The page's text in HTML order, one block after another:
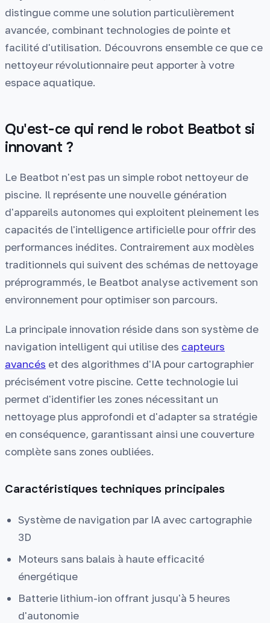
distingue comme une solution particulièrement
avancée, combinant technologies de pointe et
facilité d'utilisation. Découvrons ensemble ce que ce
nettoyeur révolutionnaire peut apporter à votre
espace aquatique.
Qu'est-ce qui rend le robot Beatbot si
innovant ?
Le Beatbot n'est pas un simple robot nettoyeur de
piscine. Il représente une nouvelle génération
d'appareils autonomes qui exploitent pleinement les
capacités de l'intelligence artificielle pour offrir des
performances inédites. Contrairement aux modèles
traditionnels qui suivent des schémas de nettoyage
préprogrammés, le Beatbot analyse activement son
environnement pour optimiser son parcours.
La principale innovation réside dans son système de
navigation intelligent qui utilise des capteurs
avancés et des algorithmes d'IA pour cartographier
précisément votre piscine. Cette technologie lui
permet d'identifier les zones nécessitant un
nettoyage plus approfondi et d'adapter sa stratégie
en conséquence, garantissant ainsi une couverture
complète sans zones oubliées.
Caractéristiques techniques principales
Système de navigation par IA avec cartographie
3D
Moteurs sans balais à haute efficacité
énergétique
Batterie lithium-ion offrant jusqu'à 5 heures
d'autonomie